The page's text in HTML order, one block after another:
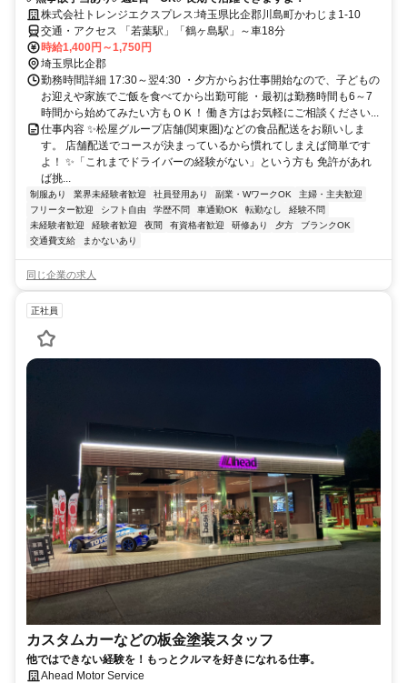
株式会社トレンジエクスプレス:埼玉県比企郡川島町かわじま1-10
交通・アクセス 「若葉駅」「鶴ヶ島駅」～車18分
時給1,400円～1,750円
埼玉県比企郡
勤務時間詳細 17:30～翌4:30 ・夕方からお仕事開始なので、子どもの
お迎えや家族でご飯を食べてから出勤可能 ・最初は勤務時間も6～7
時間から始めてみたい方もＯＫ！ 働き方はお気軽にご相談ください...
仕事内容 ✨松屋グループ店舗(関東圏)などの食品配送をお願いしま
す。 店舗配送でコースが決まっているから慣れてしまえば簡単です
よ！ ✨「これまでドライバーの経験がない」という方も 免許があれ
ば挑...
制服あり 業界未経験者歓迎 社員登用あり 副業・WワークOK
主婦・主夫歓迎
フリーター歓迎
シフト自由 学歴不問 車通勤OK 転勤なし
経験不問
未経験者歓迎
経験者歓迎 夜間 有資格者歓迎 研修あり 夕方
ブランクOK
交通費支給
まかないあり
同じ企業の求人
正社員
カスタムカーなどの板金塗装スタッフ
他ではできない経験を！もっとクルマを好きになれる仕事。
Ahead Motor Service